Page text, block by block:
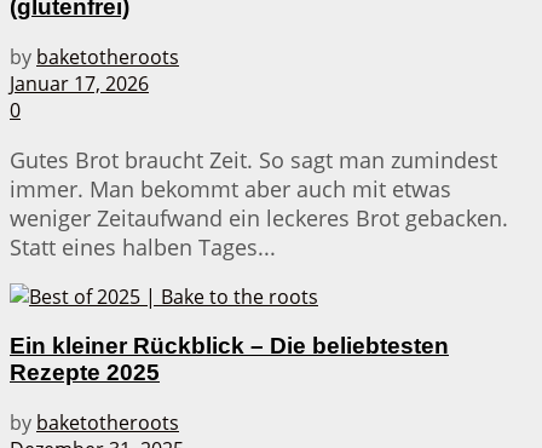
(glutenfrei)
by baketotheroots
Januar 17, 2026
0
Gutes Brot braucht Zeit. So sagt man zumindest
immer. Man bekommt aber auch mit etwas
weniger Zeitaufwand ein leckeres Brot gebacken.
Statt eines halben Tages...
Ein kleiner Rückblick – Die beliebtesten
Rezepte 2025
by baketotheroots